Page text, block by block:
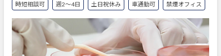
時短相談可 週2～4日 土日祝休み 車通勤可 禁煙オフィス